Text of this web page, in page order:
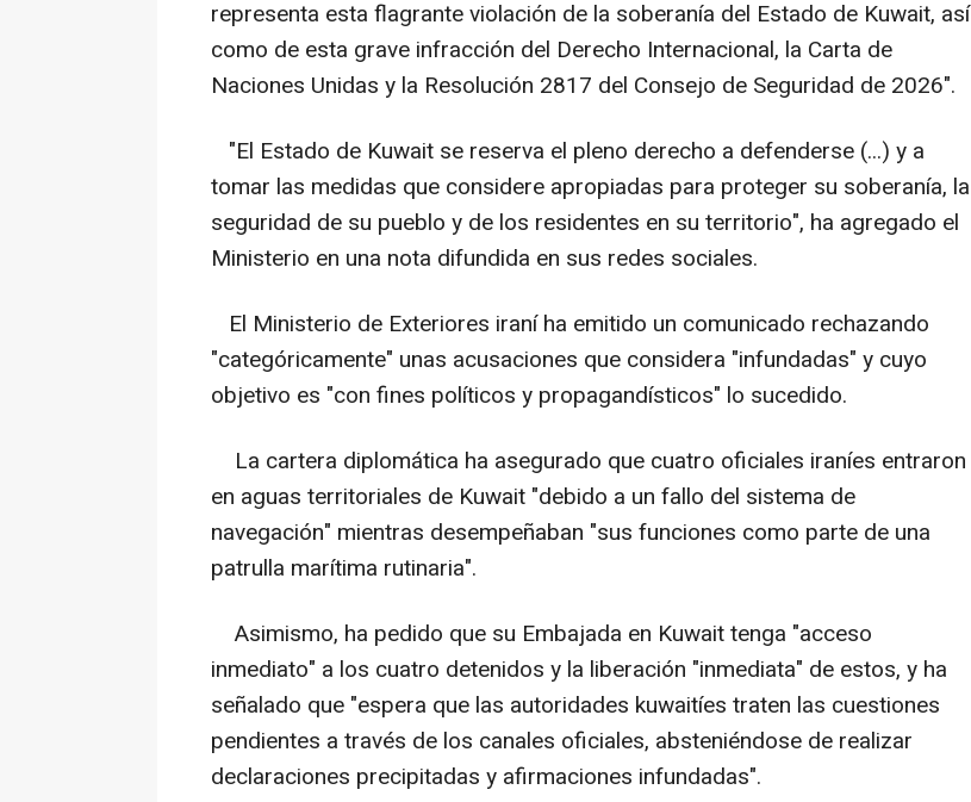
representa esta flagrante violación de la soberanía del Estado de Kuwait, así
como de esta grave infracción del Derecho Internacional, la Carta de
Naciones Unidas y la Resolución 2817 del Consejo de Seguridad de 2026".
"El Estado de Kuwait se reserva el pleno derecho a defenderse (...) y a
tomar las medidas que considere apropiadas para proteger su soberanía, la
seguridad de su pueblo y de los residentes en su territorio", ha agregado el
Ministerio en una nota difundida en sus redes sociales.
El Ministerio de Exteriores iraní ha emitido un comunicado rechazando
"categóricamente" unas acusaciones que considera "infundadas" y cuyo
objetivo es "con fines políticos y propagandísticos" lo sucedido.
La cartera diplomática ha asegurado que cuatro oficiales iraníes entraron
en aguas territoriales de Kuwait "debido a un fallo del sistema de
navegación" mientras desempeñaban "sus funciones como parte de una
patrulla marítima rutinaria".
Asimismo, ha pedido que su Embajada en Kuwait tenga "acceso
inmediato" a los cuatro detenidos y la liberación "inmediata" de estos, y ha
señalado que "espera que las autoridades kuwaitíes traten las cuestiones
pendientes a través de los canales oficiales, absteniéndose de realizar
declaraciones precipitadas y afirmaciones infundadas".